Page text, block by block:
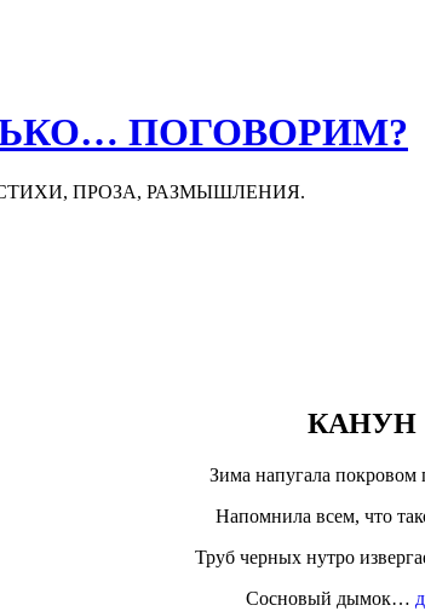
ПОГОВОРИМ?
ПРОЗА, РАЗМЫШЛЕНИЯ.
КАНУН
Зима напугала
Напомнила всем, что
Труб черных нутро
Сосновый дымок…